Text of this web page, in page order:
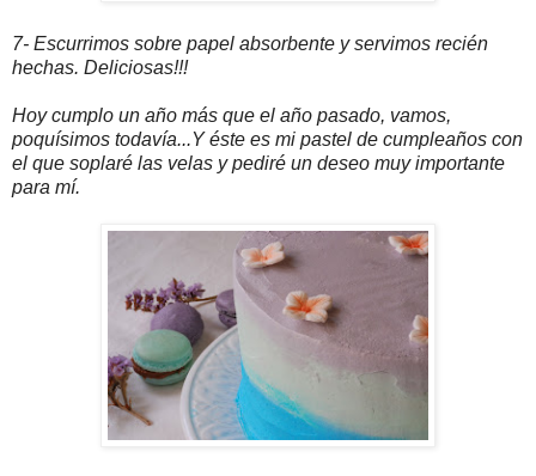
7- Escurrimos sobre papel absorbente y servimos recién
hechas. Deliciosas!!!
Hoy cumplo un año más que el año pasado, vamos,
poquísimos todavía...Y éste es mi pastel de cumpleaños con
el que soplaré las velas y pediré un deseo muy importante
para mí.